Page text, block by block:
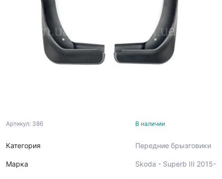
Артикул: 386
Категория
Марка
В наличии
Передние брызговики
Skoda - Superb III 2015-